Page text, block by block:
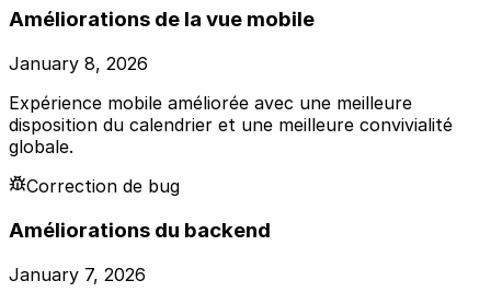
Améliorations de la vue mobile
January 8, 2026
Expérience mobile améliorée avec une meilleure
disposition du calendrier et une meilleure convivialité
globale.
Correction de bug
Améliorations du backend
January 7, 2026